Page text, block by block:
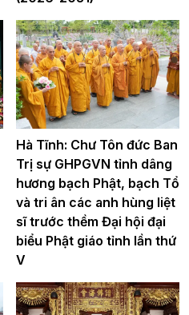
Hà Tĩnh: Chư Tôn đức Ban
Trị sự GHPGVN tỉnh dâng
hương bạch Phật, bạch Tổ
và tri ân các anh hùng liệt
sĩ trước thềm Đại hội đại
biểu Phật giáo tỉnh lần thứ
V